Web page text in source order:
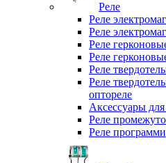
Реле
Реле
Реле
Реле
Реле
Реле
Реле
оптореле
Аксессуары для
Реле
Реле